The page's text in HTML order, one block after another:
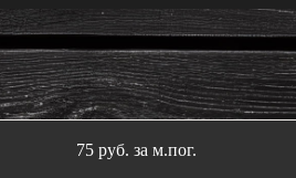
75 руб. за м.пог.